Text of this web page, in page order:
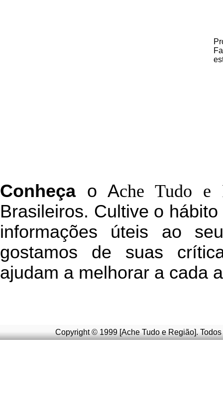
Conheçao Ache Tudo e
Brasileiros. Cultive o
informações úteis ao
gostamos de suas
ajudam a melhorar a cada
Copyright © 1999 [Ache Tudo e Região].